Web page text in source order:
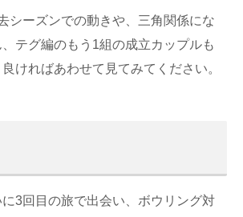
シーズンでの動きや、三角関係にな
テグ編のもう1組の成立カップルも
ければあわせて見てみてください。
3回目の旅で出会い、ボウリング対